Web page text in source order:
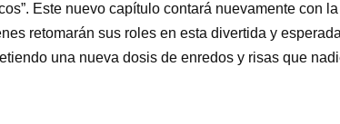
Este nuevo capítulo contará nuevamente con la
retomarán sus roles en esta divertida y
una nueva dosis de enredos y risas que